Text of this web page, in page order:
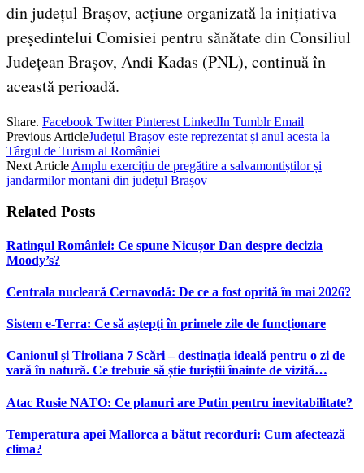
din județul Brașov, acțiune organizată la inițiativa
președintelui Comisiei pentru sănătate din Consiliul
Județean Brașov, Andi Kadas (PNL), continuă în
această perioadă.
Share. Facebook Twitter Pinterest LinkedIn Tumblr Email
Previous ArticleJudețul Brașov este reprezentat și anul acesta la
Târgul de Turism al României
Next Article Amplu exercițiu de pregătire a salvamontiștilor și
jandarmilor montani din județul Brașov
Related Posts
Ratingul României: Ce spune Nicușor Dan despre decizia
Moody’s?
Centrala nucleară Cernavodă: De ce a fost oprită în mai 2026?
Sistem e-Terra: Ce să aștepți în primele zile de funcționare
Canionul și Tiroliana 7 Scări – destinația ideală pentru o zi de
vară în natură. Ce trebuie să știe turiștii înainte de vizită…
Atac Rusie NATO: Ce planuri are Putin pentru inevitabilitate?
Temperatura apei Mallorca a bătut recorduri: Cum afectează
clima?